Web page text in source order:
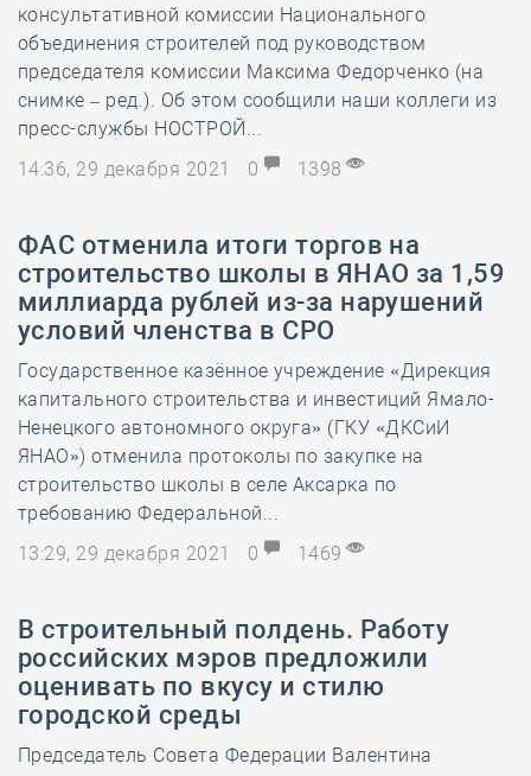
консультативной комиссии Национального
объединения строителей под руководством
председателя комиссии Максима Федорченко (на
снимке – ред.). Об этом сообщили наши коллеги из
пресс-службы НОСТРОЙ...
14:36, 29 декабря 2021
0 1398
ФАС отменила итоги торгов на
строительство школы в ЯНАО за 1,59
миллиарда рублей из-за нарушений
условий членства в СРО
Государственное казённое учреждение «Дирекция
капитального строительства и инвестиций Ямало-
Ненецкого автономного округа» (ГКУ «ДКСиИ
ЯНАО») отменила протоколы по закупке на
строительство школы в селе Аксарка по
требованию Федеральной...
13:29, 29 декабря 2021
0 1469
В строительный полдень. Работу
российских мэров предложили
оценивать по вкусу и стилю
городской среды
Председатель Совета Федерации Валентина